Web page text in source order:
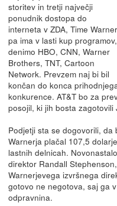
storitev in tretji največji
ponudnik dostopa do
interneta v ZDA, Time Warner
pa ima v lasti kup programov,
denimo HBO, CNN, Warner
Brothers, TNT, Cartoon
Network. Prevzem naj bi bil
končan do konca
konkurence. AT&T bo za
posojil, ki jih bosta
Podjetji sta se dogovorili, da
Warnerja plačal 107,5
lastnih delnicah.
direktor Randall
Warnerjevega izvršnega
gotovo ne negotova, saj ga
odpravnina.